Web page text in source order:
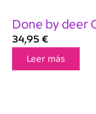
Done by deer
34,95 €
Leer más